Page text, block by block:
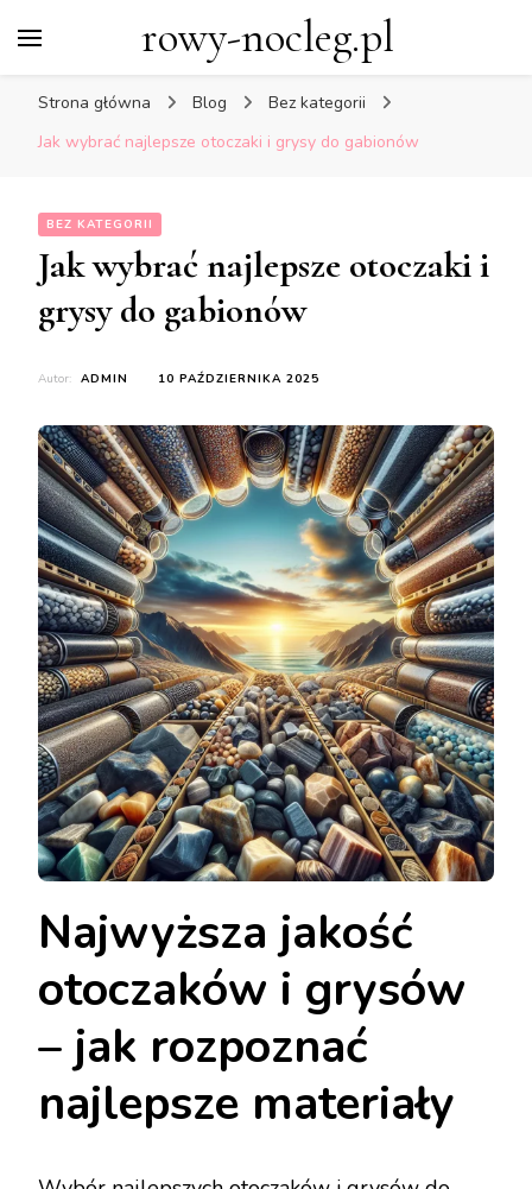
rowy-nocleg.pl
Strona główna Blog
Bez kategorii
Jak wybrać najlepsze otoczaki i grysy do gabionów
BEZ KATEGORII
Jak wybrać najlepsze otoczaki i
grysy do gabionów
Autor: ADMIN 10 PAŹDZIERNIKA 2025
Najwyższa jakość
otoczaków i grysów
– jak rozpoznać
najlepsze materiały